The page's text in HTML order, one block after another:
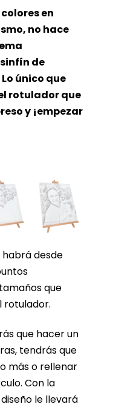
en
no hace
de
único que
rotulador que
y ¡empezar
habrá desde
que
rotulador.
que hacer un
tendrás que
más o rellenar
Con la
le llevará